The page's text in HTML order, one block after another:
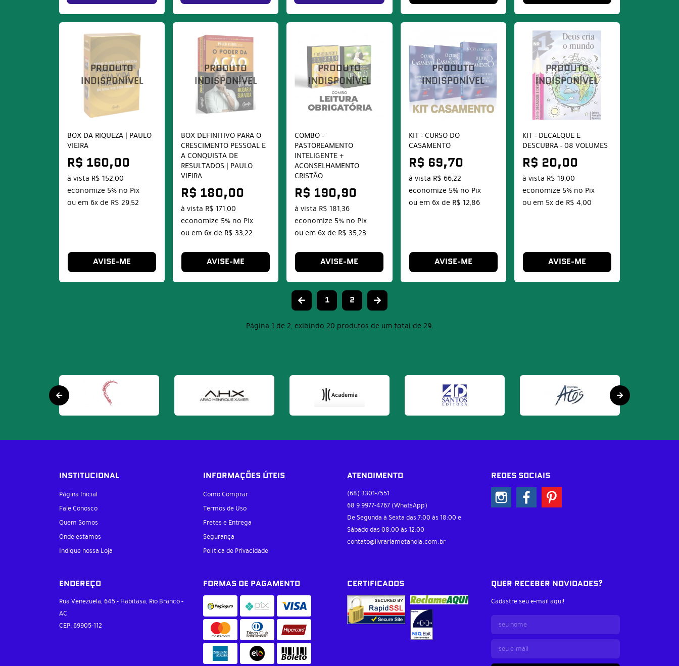
BOX DA RIQUEZA | PAULO
VIEIRA
R$ 160,00
à vista R$ 152,00
economize 5% no Pix
ou em 6xde R$ 29,52
AVISE-ME
BOX DEFINITIVO PARA O
CRESCIMENTO PESSOAL E
A CONQUISTA DE
RESULTADOS | PAULO
VIEIRA
R$ 180,00
à vista R$ 171,00
economize 5% no Pix
ou em 6xde R$ 33,22
AVISE-ME
COMBO -
PASTOREAMENTO
INTELIGENTE +
ACONSELHAMENTO
CRISTÃO
R$ 190,90
à vista R$ 181,36
economize 5% no Pix
ou em 6xde R$ 35,23
AVISE-ME
KIT - CURSO DO
CASAMENTO
R$ 69,70
à vista R$ 66,22
economize 5% no Pix
ou em 6xde R$ 12,86
AVISE-ME
KIT - DECALQUE E
DESCUBRA - 08 VOLUMES
R$ 20,00
à vista R$ 19,00
economize 5% no Pix
ou em 5xde R$ 4,00
AVISE-ME
1 2
Página 1 de 2, exibindo 20 produtos de um total de 29.
INSTITUCIONAL
Página Inicial
Fale Conosco
Quem Somos
Onde estamos
Indique nossa Loja
INFORMAÇÕES ÚTEIS
Como Comprar
Termos de Uso
Fretes e Entrega
Segurança
Política de Privacidade
ATENDIMENTO
(68) 3301-7551
68 9 9977-4767 (WhatsApp)
De Segunda à Sexta das 7:00 às 18:00 e
Sábado das 08:00 às 12:00
contato@livrariametanoia.com.br
REDES SOCIAIS
ENDEREÇO
Rua Venezuela, 645- Habitasa, Rio Branco-
AC
CEP: 69905-112
FORMAS DE PAGAMENTO CERTIFICADOS QUER RECEBER NOVIDADES?
Cadastre seu e-mail aqui!